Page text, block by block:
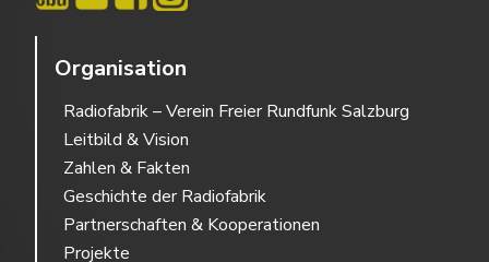
Organisation
Radiofabrik – Verein Freier Rundfunk Salzburg
Leitbild & Vision
Zahlen & Fakten
Geschichte der Radiofabrik
Partnerschaften & Kooperationen
Projekte